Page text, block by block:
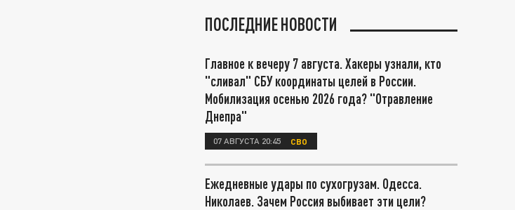
ПОСЛЕДНИЕ НОВОСТИ
Главное к вечеру 7 августа. Хакеры узнали, кто
"сливал" СБУ координаты целей в России.
Мобилизация осенью 2026 года? "Отравление
Днепра"
07 АВГУСТА 20:45 СВО
Ежедневные удары по сухогрузам. Одесса.
Николаев. Зачем Россия выбивает эти цели?